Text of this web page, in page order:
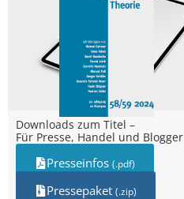
Downloads zum Titel –
Für Presse, Handel und Blogger
Presseinfos (.pdf)
Pressepaket (.zip)